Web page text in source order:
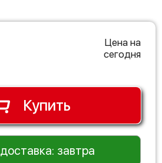
Цена на
сегодня
Купить
доставка: завтра